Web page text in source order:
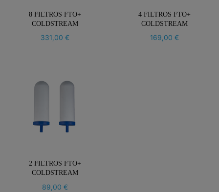
8 FILTROS FTO+
COLDSTREAM
331,00 €
4 FILTROS FTO+
COLDSTREAM
169,00 €
2 FILTROS FTO+
COLDSTREAM
89,00 €